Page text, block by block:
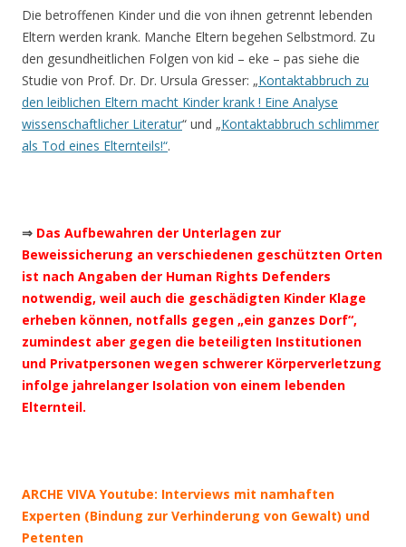
Die betroffenen Kinder und die von ihnen getrennt lebenden
Eltern werden krank. Manche Eltern begehen Selbstmord. Zu
den gesundheitlichen Folgen von kid – eke – pas siehe die
Studie von Prof. Dr. Dr. Ursula Gresser: „Kontaktabbruch zu
den leiblichen Eltern macht Kinder krank ! Eine Analyse
wissenschaftlicher Literatur“ und „Kontaktabbruch schlimmer
als Tod eines Elternteils!“.
⇒ Das Aufbewahren der Unterlagen zur
Beweissicherung an verschiedenen geschützten Orten
ist nach Angaben der Human Rights Defenders
notwendig, weil auch die geschädigten Kinder Klage
erheben können, notfalls gegen „ein ganzes Dorf“,
zumindest aber gegen die beteiligten Institutionen
und Privatpersonen wegen schwerer Körperverletzung
infolge jahrelanger Isolation von einem lebenden
Elternteil.
ARCHE VIVA Youtube: Interviews mit namhaften
Experten (Bindung zur Verhinderung von Gewalt) und
Petenten